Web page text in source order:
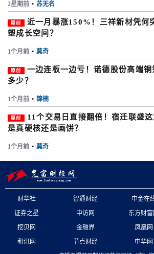
2星期前 • 苏无名
原创
近一月暴涨150%！三祥新材凭何
塑成长空间？
1个月前 • 莫奇
原创
一边连板一边亏！诺德股份高端
多少？
1个月前 • 锦楠
原创
11个交易日直接翻倍！宿迁联盛
是真硬核还是画饼？
1个月前 • 莫奇
财华社 智通财经 中金在
证券之星
中访网 东方财富
挖贝网
金融界 凤凰网
和讯网
节点财经 中华网